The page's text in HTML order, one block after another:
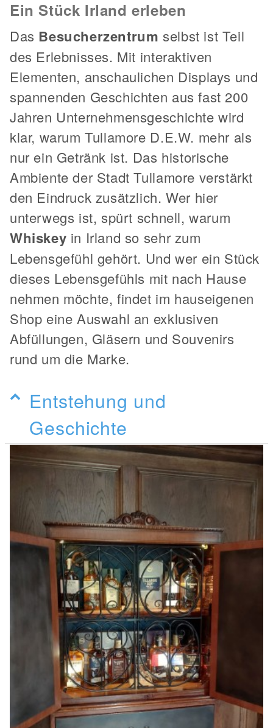
Ein Stück Irland erleben
Das Besucherzentrumselbst ist Teil
des Erlebnisses. Mit interaktiven
Elementen, anschaulichen Displays und
spannenden Geschichten aus fast 200
Jahren Unternehmensgeschichte wird
klar, warum Tullamore D.E.W. mehr als
nur ein Getränk ist. Das historische
Ambiente der Stadt Tullamore verstärkt
den Eindruck zusätzlich. Wer hier
unterwegs ist, spürt schnell, warum
Whiskey in Irland so sehr zum
Lebensgefühl gehört. Und wer ein Stück
dieses Lebensgefühls mit nach Hause
nehmen möchte, findet im hauseigenen
Shop eine Auswahl an exklusiven
Abfüllungen, Gläsern und Souvenirs
rund um die Marke.
Entstehung und
Geschichte